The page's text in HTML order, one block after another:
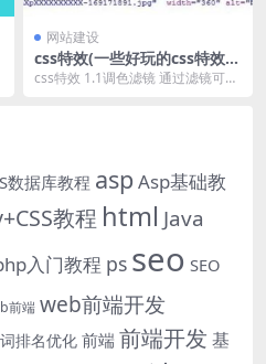
网站建设
css特效(一些好玩的css特效代
码)
css特效 1.1调色滤镜 通过滤镜可以
数据库教程 asp Asp基础教
教程 html Java
入门教程 ps seo SEO
前端 web前端开发
排名优化 前端 前端开发 基